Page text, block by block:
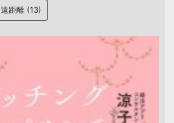
遠距離 (13)